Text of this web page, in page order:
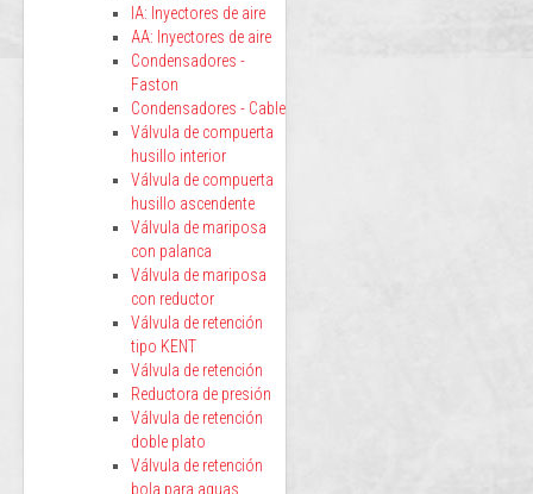
IA: Inyectores de aire
AA: Inyectores de aire
Condensadores -
Faston
Condensadores - Cable
Válvula de compuerta
husillo interior
Válvula de compuerta
husillo ascendente
Válvula de mariposa
con palanca
Válvula de mariposa
con reductor
Válvula de retención
tipo KENT
Válvula de retención
Reductora de presión
Válvula de retención
doble plato
Válvula de retención
bola para aguas